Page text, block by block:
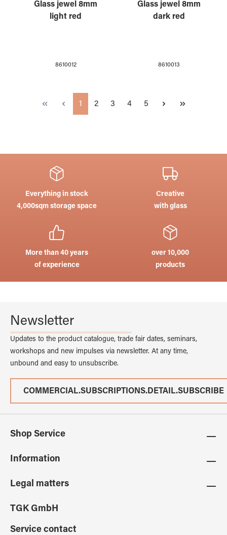
Glass jewel 8mm
light red
8610012
Glass jewel 8mm
dark red
8610013
Page
1 Page
2 Page
3 Page
4 Page
5
Everything in stock
4,000sqm storage space
Creative
with glass
More than 40 years
of experience
over 10,000
products
Newsletter
Updates to the product catalogue, trade fair dates, seminars,
workshops and new impulses via newsletter. At any time,
unbound and easy to unsubscribe.
COMMERCIAL.SUBSCRIPTIONS.DETAIL.SUBSCRIBE
Shop Service
Information
Legal matters
TGK GmbH
Service contact